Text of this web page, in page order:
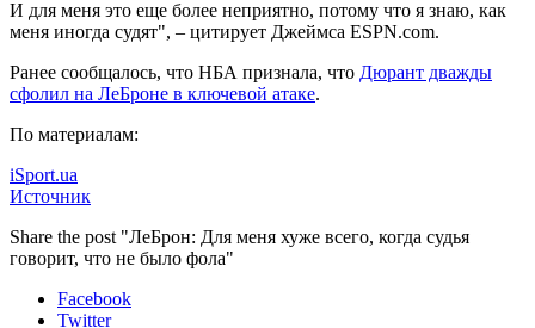
И для меня это еще более неприятно, потому что я знаю, как
меня иногда судят", – цитирует Джеймса ESPN.com.
Ранее сообщалось, что НБА признала, что Дюрант дважды
сфолил на ЛеБроне в ключевой атаке.
По материалам:
iSport.ua
Источник
Share the post "ЛеБрон: Для меня хуже всего, когда судья
говорит, что не было фола"
Facebook
Twitter